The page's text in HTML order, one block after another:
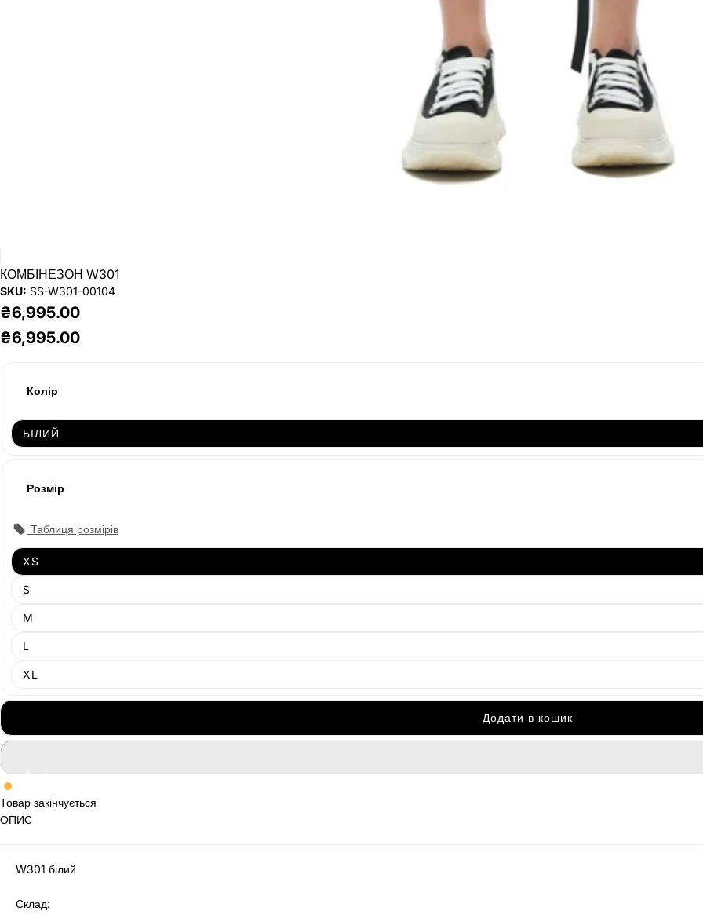
КОМБІНЕЗОН W301
SKU: SS-W301-00104
₴6,995.00
₴6,995.00
Колір
БІЛИЙ
Розмір
Таблиця розмірів
XS
SПродано
M
L
XL
Додати в кошик
Товар закінчується
ОПИС
W301 білий
Склад: